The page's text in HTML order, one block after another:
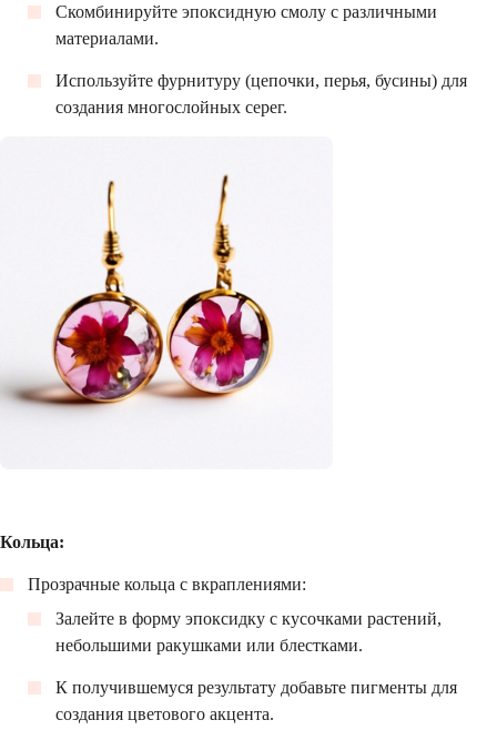
Скомбинируйте эпоксидную смолу с различными
материалами.
Используйте фурнитуру (цепочки, перья, бусины) для
создания многослойных серег.
Кольца:
Прозрачные кольца с вкраплениями:
Залейте в форму эпоксидку с кусочками растений,
небольшими ракушками или блестками.
К получившемуся результату добавьте пигменты для
создания цветового акцента.